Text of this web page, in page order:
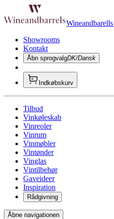
Showrooms
Kontakt
Åbn sprogvalgDK/Dansk
Indkøbskurv
Tilbud
Vinkøleskab
Vinreoler
Vinrum
Vinmøbler
Vintønder
Vinglas
Vintilbehør
Gaveideer
Inspiration
Rådgivning
Åbne navigationen